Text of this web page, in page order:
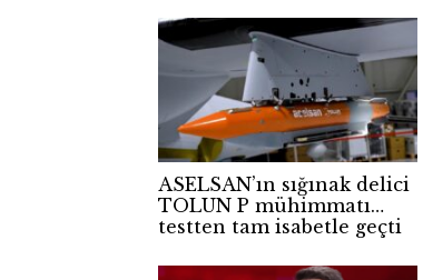
ASELSAN’ın sığınak delici
TOLUN P mühimmatı
testten tam isabetle geçti